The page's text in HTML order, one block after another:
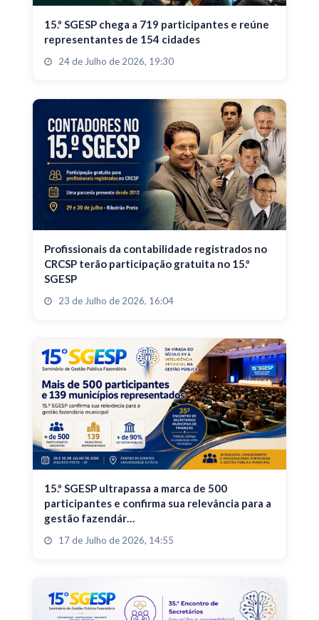
15.º SGESP chega a 719 participantes e reúne
representantes de 154 cidades
24 de Julho de 2026, 19:30
Profissionais da contabilidade registrados no
CRCSP terão participação gratuita no 15.º
SGESP
23 de Julho de 2026, 16:04
15.º SGESP ultrapassa a marca de 500
participantes e confirma sua relevância para a
gestão fazendár…
17 de Julho de 2026, 14:55